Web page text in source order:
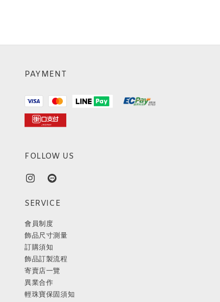
PAYMENT
FOLLOW US
SERVICE
會員制度
飾品尺寸測量
訂購須知
飾品訂製流程
寄賣店一覽
異業合作
輕珠寶保固須知